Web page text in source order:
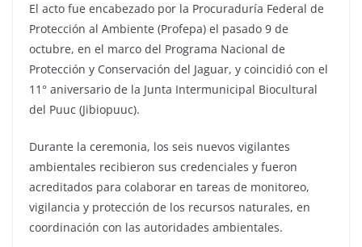
El acto fue encabezado por la Procuraduría Federal de
Protección al Ambiente (Profepa) el pasado 9 de
octubre, en el marco del Programa Nacional de
Protección y Conservación del Jaguar, y coincidió con el
11° aniversario de la Junta Intermunicipal Biocultural
del Puuc (Jibiopuuc).
Durante la ceremonia, los seis nuevos vigilantes
ambientales recibieron sus credenciales y fueron
acreditados para colaborar en tareas de monitoreo,
vigilancia y protección de los recursos naturales, en
coordinación con las autoridades ambientales.